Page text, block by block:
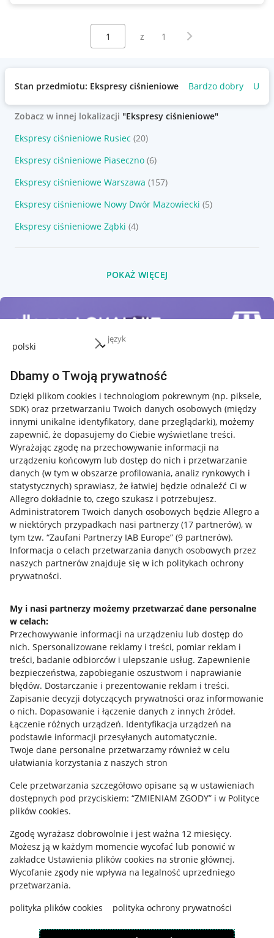
język
Dbamy o Twoją prywatność
Dzięki plikom cookies i technologiom pokrewnym (np. piksele,
SDK) oraz przetwarzaniu Twoich danych osobowych (między
innymi unikalne identyfikatory, dane przeglądarki), możemy
zapewnić, że dopasujemy do Ciebie wyświetlane treści.
Wyrażając zgodę na przechowywanie informacji na
urządzeniu końcowym lub dostęp do nich i przetwarzanie
danych (w tym w obszarze profilowania, analiz rynkowych i
statystycznych) sprawiasz, że łatwiej będzie odnaleźć Ci w
Allegro dokładnie to, czego szukasz i potrzebujesz.
Administratorem Twoich danych osobowych będzie Allegro a
w niektórych przypadkach nasi partnerzy (17 partnerów), w
tym tzw. “Zaufani Partnerzy IAB Europe” (9 partnerów).
Informacja o celach przetwarzania danych osobowych przez
naszych partnerów znajduje się w ich politykach ochrony
prywatności.
My i nasi partnerzy możemy przetwarzać dane personalne
w celach:
Przechowywanie informacji na urządzeniu lub dostęp do
nich. Spersonalizowane reklamy i treści, pomiar reklam i
treści, badanie odbiorców i ulepszanie usług. Zapewnienie
bezpieczeństwa, zapobieganie oszustwom i naprawianie
błędów. Dostarczanie i prezentowanie reklam i treści.
Zapisanie decyzji dotyczących prywatności oraz informowanie
o nich. Dopasowanie i łączenie danych z innych źródeł.
Łączenie różnych urządzeń. Identyfikacja urządzeń na
podstawie informacji przesyłanych automatycznie.
Twoje dane personalne przetwarzamy również w celu
ułatwiania korzystania z naszych stron
Cele przetwarzania szczegółowo opisane są w ustawieniach
dostępnych pod przyciskiem: “ZMIENIAM ZGODY” i w Polityce
plików cookies.
Zgodę wyrażasz dobrowolnie i jest ważna 12 miesięcy.
Możesz ją w każdym momencie wycofać lub ponowić w
zakładce Ustawienia plików cookies na stronie głównej.
Wycofanie zgody nie wpływa na legalność uprzedniego
przetwarzania.
polityka plików cookies
polityka ochrony prywatności
Wybierz stronę:
z 1 Następna strona
Stan przedmiotu: Ekspresy ciśnieniowe Bardzo dobry
Zobacz w innej lokalizacji "Ekspresy ciśnieniowe"
Ekspresy ciśnieniowe Rusiec (20)
Ekspresy ciśnieniowe Piaseczno (6)
Ekspresy ciśnieniowe Warszawa (157)
Ekspresy ciśnieniowe Nowy Dwór Mazowiecki (5)
Ekspresy ciśnieniowe Ząbki (4)
POKAŻ WIĘCEJ
Nawigacja
Przydatne informacje
Jak to działa
Allegro Gadane dla sprzedających
Allegro Gadane dla kupujących
Mapa miejscowości
Informacje prawne
Regulamin
Polityka plików "cookies"
Ustawienia plików "cookies"
Udostępnianie lokalizacji
Informacje dla Aktu o Usługach Cyfrowych
Pobierz aplikację